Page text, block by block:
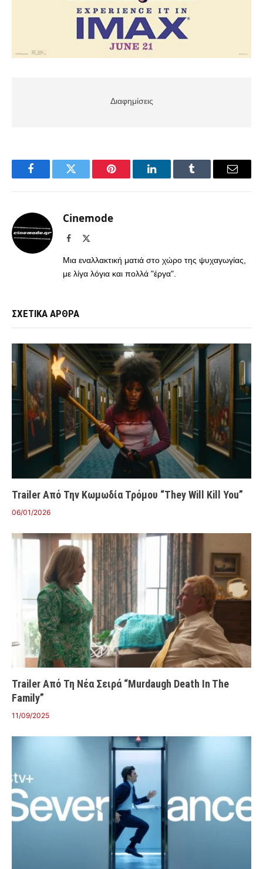
Διαφημίσεις
FacebookTwitter Pinterest LinkedInTumblr Email
Cinemode
Facebook
Μια εναλλακτική ματιά στο χώρο της ψυχαγωγίας,
με λίγα λόγια και πολλά "έργα".
ΣΧΕΤΙΚΑ ΑΡΘΡΑ
Trailer Από Την Κωμωδία Τρόμου “They Will Kill You”
06/01/2026
Trailer Από Τη Νέα Σειρά “Murdaugh Death In The
Family”
11/09/2025